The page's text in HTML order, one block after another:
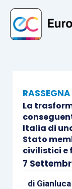
contenuto
La
Italia di
Stato
civilistici e
7
di